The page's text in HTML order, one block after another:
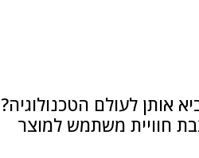
אותן לעולם הטכנולוגיה?
חוויית משתמש למוצר